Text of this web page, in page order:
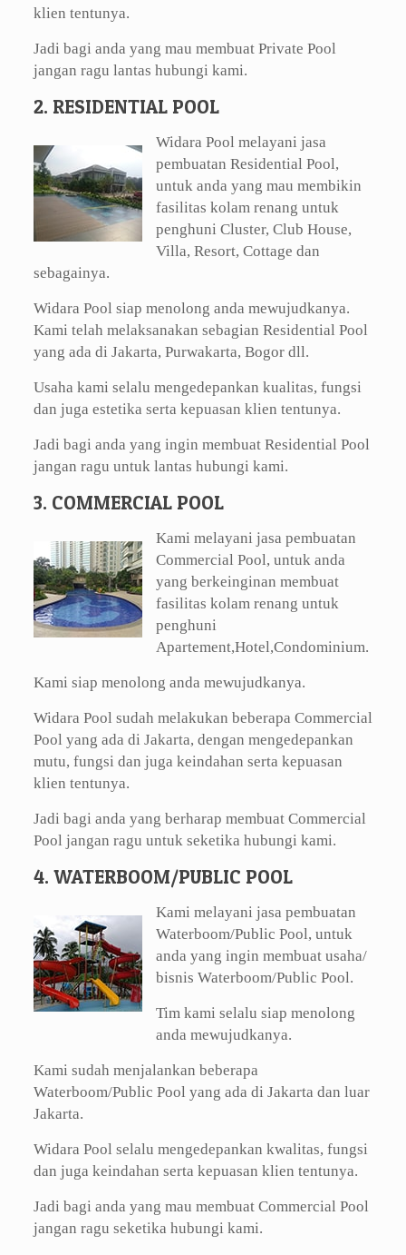
klien tentunya.
Jadi bagi anda yang mau membuat Private Pool
jangan ragu lantas hubungi kami.
2. RESIDENTIAL POOL
Widara Pool melayani jasa
pembuatan Residential Pool,
untuk anda yang mau membikin
fasilitas kolam renang untuk
penghuni Cluster, Club House,
Villa, Resort, Cottage dan
sebagainya.
Widara Pool siap menolong anda mewujudkanya.
Kami telah melaksanakan sebagian Residential Pool
yang ada di Jakarta, Purwakarta, Bogor dll.
Usaha kami selalu mengedepankan kualitas, fungsi
dan juga estetika serta kepuasan klien tentunya.
Jadi bagi anda yang ingin membuat Residential Pool
jangan ragu untuk lantas hubungi kami.
3. COMMERCIAL POOL
Kami melayani jasa pembuatan
Commercial Pool, untuk anda
yang berkeinginan membuat
fasilitas kolam renang untuk
penghuni
Apartement,Hotel,Condominium.
Kami siap menolong anda mewujudkanya.
Widara Pool sudah melakukan beberapa Commercial
Pool yang ada di Jakarta, dengan mengedepankan
mutu, fungsi dan juga keindahan serta kepuasan
klien tentunya.
Jadi bagi anda yang berharap membuat Commercial
Pool jangan ragu untuk seketika hubungi kami.
4. WATERBOOM/PUBLIC POOL
Kami melayani jasa pembuatan
Waterboom/Public Pool, untuk
anda yang ingin membuat usaha/
bisnis Waterboom/Public Pool.
Tim kami selalu siap menolong
anda mewujudkanya.
Kami sudah menjalankan beberapa
Waterboom/Public Pool yang ada di Jakarta dan luar
Jakarta.
Widara Pool selalu mengedepankan kwalitas, fungsi
dan juga keindahan serta kepuasan klien tentunya.
Jadi bagi anda yang mau membuat Commercial Pool
jangan ragu seketika hubungi kami.